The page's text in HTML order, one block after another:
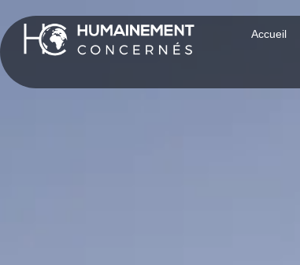
Accueil